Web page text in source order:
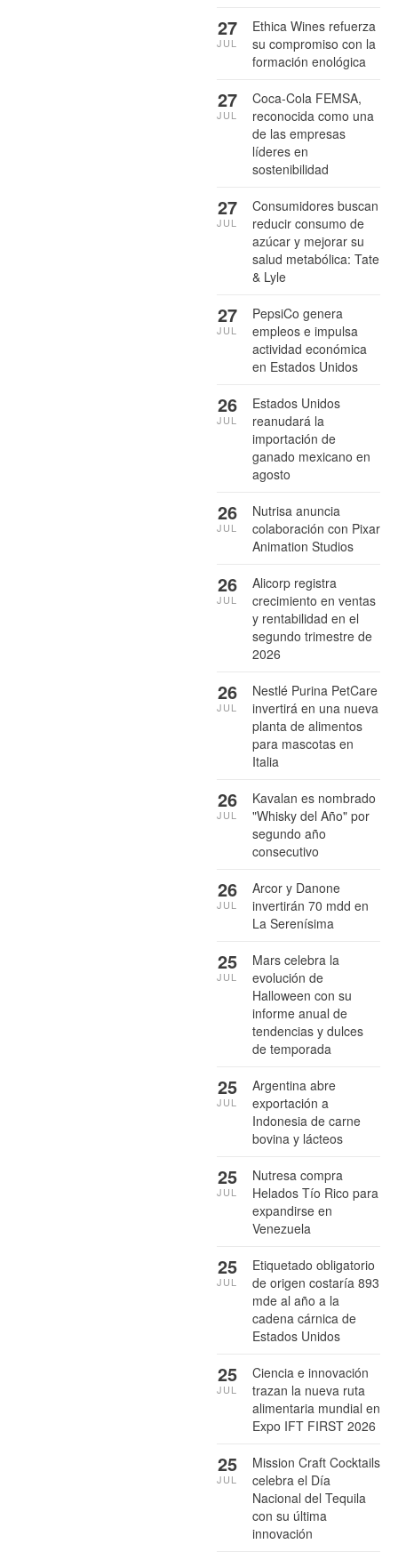
Ethica Wines refuerza
su compromiso con la
formación enológica
27
JUL
Coca-Cola FEMSA,
reconocida como una
de las empresas
líderes en
sostenibilidad
27
JUL
Consumidores buscan
reducir consumo de
azúcar y mejorar su
salud metabólica: Tate
& Lyle
27
JUL
PepsiCo genera
empleos e impulsa
actividad económica
en Estados Unidos
27
JUL
Estados Unidos
reanudará la
importación de
ganado mexicano en
agosto
26
JUL
Nutrisa anuncia
colaboración con Pixar
Animation Studios
26
JUL
Alicorp registra
crecimiento en ventas
y rentabilidad en el
segundo trimestre de
2026
26
JUL
Nestlé Purina PetCare
invertirá en una nueva
planta de alimentos
para mascotas en
Italia
26
JUL
Kavalan es nombrado
"Whisky del Año" por
segundo año
consecutivo
26
JUL
Arcor y Danone
invertirán 70 mdd en
La Serenísima
26
JUL
Mars celebra la
evolución de
Halloween con su
informe anual de
tendencias y dulces
de temporada
25
JUL
Argentina abre
exportación a
Indonesia de carne
bovina y lácteos
25
JUL
Nutresa compra
Helados Tío Rico para
expandirse en
Venezuela
25
JUL
Etiquetado obligatorio
de origen costaría 893
mde al año a la
cadena cárnica de
Estados Unidos
25
JUL
Ciencia e innovación
trazan la nueva ruta
alimentaria mundial en
Expo IFT FIRST 2026
25
JUL
Mission Craft Cocktails
celebra el Día
Nacional del Tequila
con su última
innovación
25
JUL